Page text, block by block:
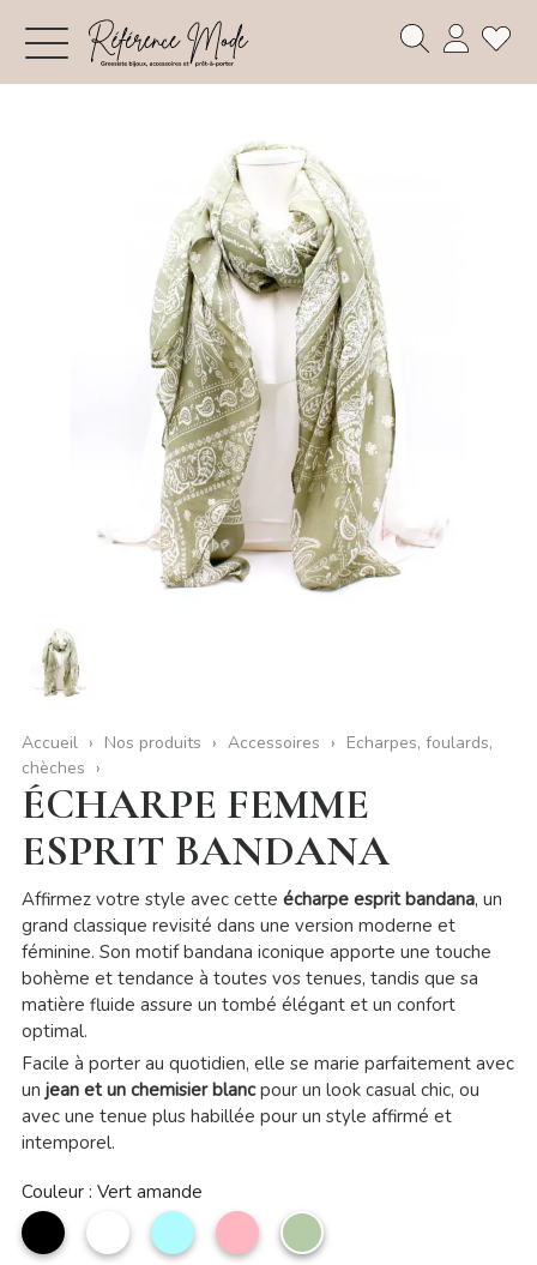
Accueil Nos produits Accessoires
Echarpes, foulards,
chèches
ÉCHARPE FEMME
ESPRIT BANDANA
Affirmez votre style avec cette écharpe esprit bandana, un
grand classique revisité dans une version moderne et
féminine. Son motif bandana iconique apporte une touche
bohème et tendance à toutes vos tenues, tandis que sa
matière fluide assure un tombé élégant et un confort
optimal.
Facile à porter au quotidien, elle se marie parfaitement avec
un jean et un chemisier blancpour un look casual chic, ou
avec une tenue plus habillée pour un style affirmé et
intemporel.
Couleur : Vert amande
noir Blanc
Bleu
ciel
Rose
clair
Vert
amande